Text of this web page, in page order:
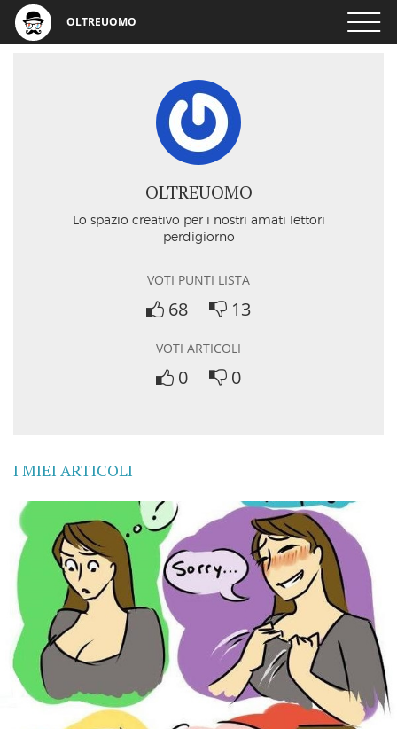
OLTREUOMO
OLTREUOMO
Lo spazio creativo per i nostri amati lettori
perdigiorno
VOTI PUNTI LISTA
68 13
VOTI ARTICOLI
0 0
I MIEI ARTICOLI